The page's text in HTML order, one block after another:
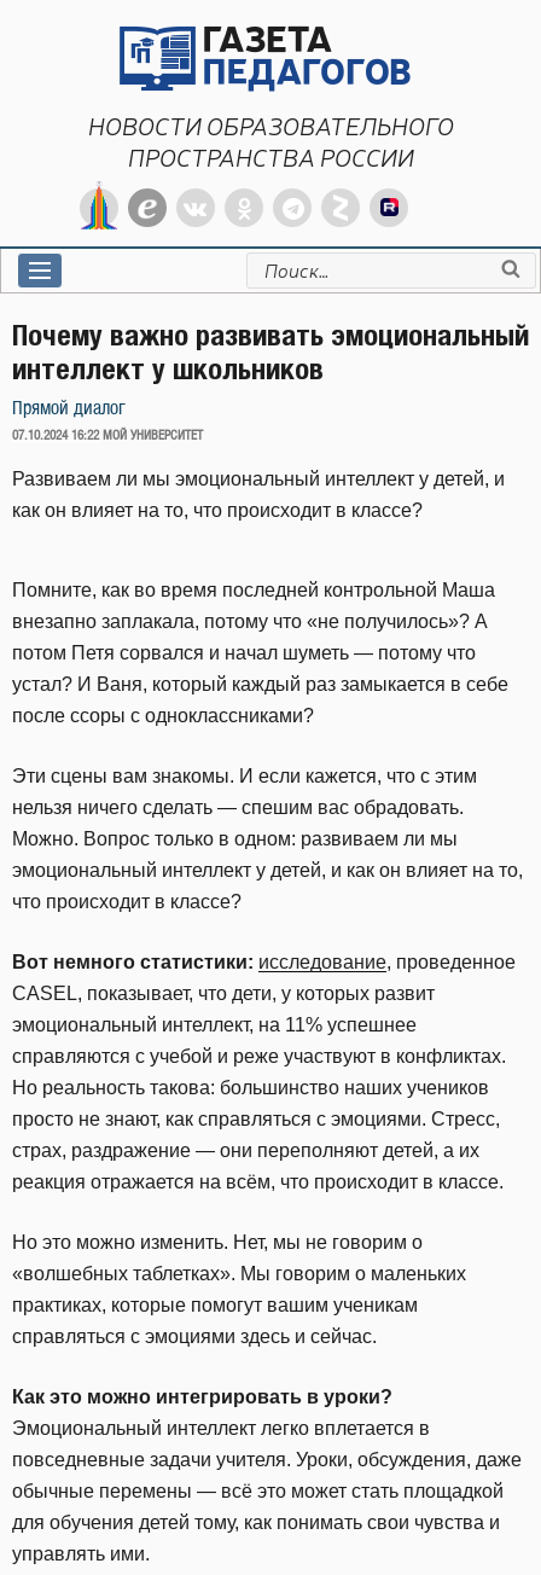
НОВОСТИ ОБРАЗОВАТЕЛЬНОГО
ПРОСТРАНСТВА РОССИИ
Искать:
Почему важно развивать эмоциональный
интеллект у школьников
Прямой диалог
ОПУБЛИКОВАНО
07.10.2024 16:22 МОЙ УНИВЕРСИТЕТ
Развиваем ли мы эмоциональный интеллект у детей, и
как он влияет на то, что происходит в классе?
Помните, как во время последней контрольной Маша
внезапно заплакала, потому что «не получилось»? А
потом Петя сорвался и начал шуметь — потому что
устал? И Ваня, который каждый раз замыкается в себе
после ссоры с одноклассниками?
Эти сцены вам знакомы. И если кажется, что с этим
нельзя ничего сделать — спешим вас обрадовать.
Можно. Вопрос только в одном: развиваем ли мы
эмоциональный интеллект у детей, и как он влияет на то,
что происходит в классе?
Вот немного статистики: исследование, проведенное
CASEL, показывает, что дети, у которых развит
эмоциональный интеллект, на 11% успешнее
справляются с учебой и реже участвуют в конфликтах.
Но реальность такова: большинство наших учеников
просто не знают, как справляться с эмоциями. Стресс,
страх, раздражение — они переполняют детей, а их
реакция отражается на всём, что происходит в классе.
Но это можно изменить. Нет, мы не говорим о
«волшебных таблетках». Мы говорим о маленьких
практиках, которые помогут вашим ученикам
справляться с эмоциями здесь и сейчас.
Как это можно интегрировать в уроки?
Эмоциональный интеллект легко вплетается в
повседневные задачи учителя. Уроки, обсуждения, даже
обычные перемены — всё это может стать площадкой
для обучения детей тому, как понимать свои чувства и
управлять ими.